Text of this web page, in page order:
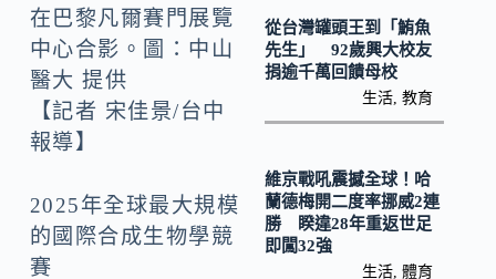
k
在巴黎凡爾賽門展覽
中心合影。圖：中山
醫大 提供
【記者 宋佳景/台中
報導】
2025年全球最大規模
的國際合成生物學競
賽
從台灣罐頭王到「鮪魚
先生」 92歲興大校友
捐逾千萬回饋母校
生活 ,教育
維京戰吼震撼全球！哈
蘭德梅開二度率挪威2連
勝 睽違28年重返世足
即闖32強
生活 ,體育